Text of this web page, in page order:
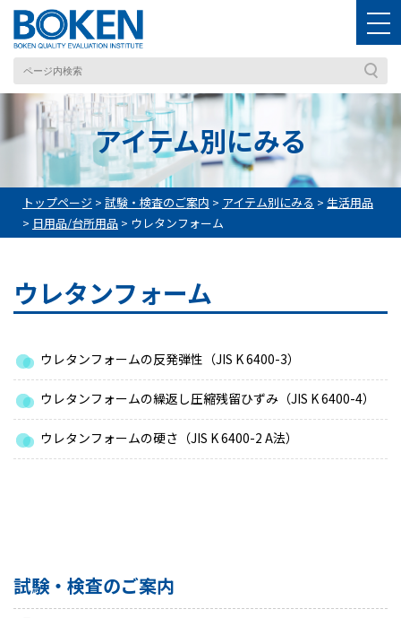
アイテム別にみる
トップページ > 試験・検査のご案内 > アイテム別にみる > 生活用品
> 日用品/台所用品 > ウレタンフォーム
試験・検査のご案内
ウレタンフォーム
ウレタンフォームの反発弾性（JIS K 6400-3）
ウレタンフォームの繰返し圧縮残留ひずみ（JIS K 6400-4）
ウレタンフォームの硬さ（JIS K 6400-2 A法）